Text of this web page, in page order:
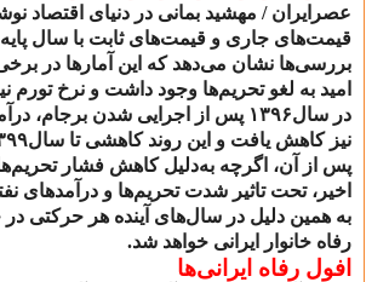
عصرایران / مهشید بمانی در دنیای
قیمت‌های جاری و قیمت‌های ثابت با سال پایه
بررسی‌ها نشان می‌دهد که این آمارها در
امید به لغو تحریم‌ها وجود داشت و نرخ
در سال۱۳۹۶ پس از اجرایی شدن برجام،
نیز کاهش یافت و این روند کاهشی تا سال
پس از آن، اگرچه به‌دلیل کاهش فشار
اخیر، تحت تاثیر شدت تحریم‌ها و درآمدهای
به همین دلیل در سال‌های آینده هر حرکتی
رفاه خانوار ایرانی خواهد شد.
افول رفاه ایرانی‌ها